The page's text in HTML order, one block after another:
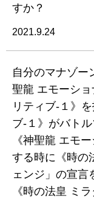
すか？
2021.9.24
自分のマナゾー
聖龍 エモーシ
リティブ-１》
ブ-１》がバト
《神聖龍 エモ
する時に《時の
ェンジ」の宣言
《時の法皇 ミ